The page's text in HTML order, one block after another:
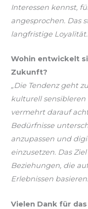
Interessen kennst,
angesprochen. Das
langfristige
Wohin entwickelt
Zukunft?
„Die Tendenz geht
kulturell
vermehrt darauf
Bedürfnisse
anzupassen und
einzusetzen. Das
Beziehungen, die
Erlebnissen
Vielen Dank für